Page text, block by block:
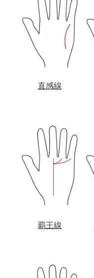
直感線
覇王線